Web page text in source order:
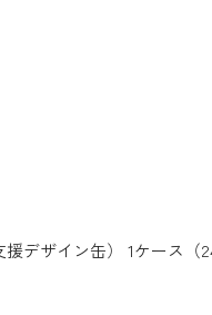
デザイン缶） 1ケース（